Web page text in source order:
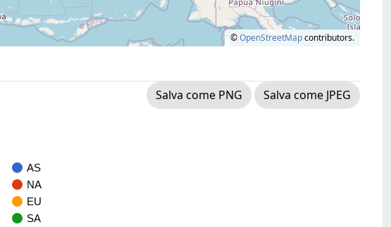
©OpenStreetMapcontributors.
Salva come PNG
Salva come JPEG
AS
NA
EU
SA